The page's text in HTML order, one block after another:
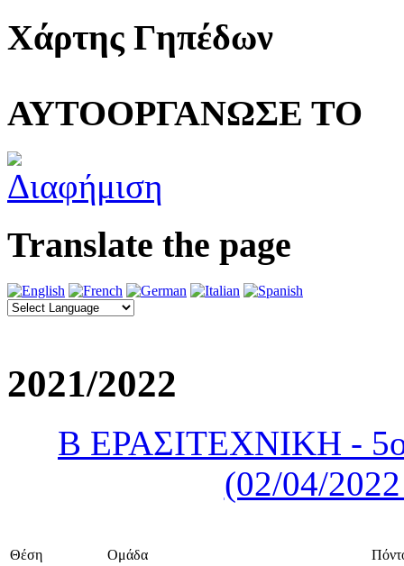
Χάρτης Γηπέδων
ΑΥΤΟΟΡΓΑΝΩΣΕ ΤΟ
Translate the page
2021/2022
Β ΕΡΑΣΙΤΕΧΝΙΚΗ -
(02/04/
Θέση Ομάδα